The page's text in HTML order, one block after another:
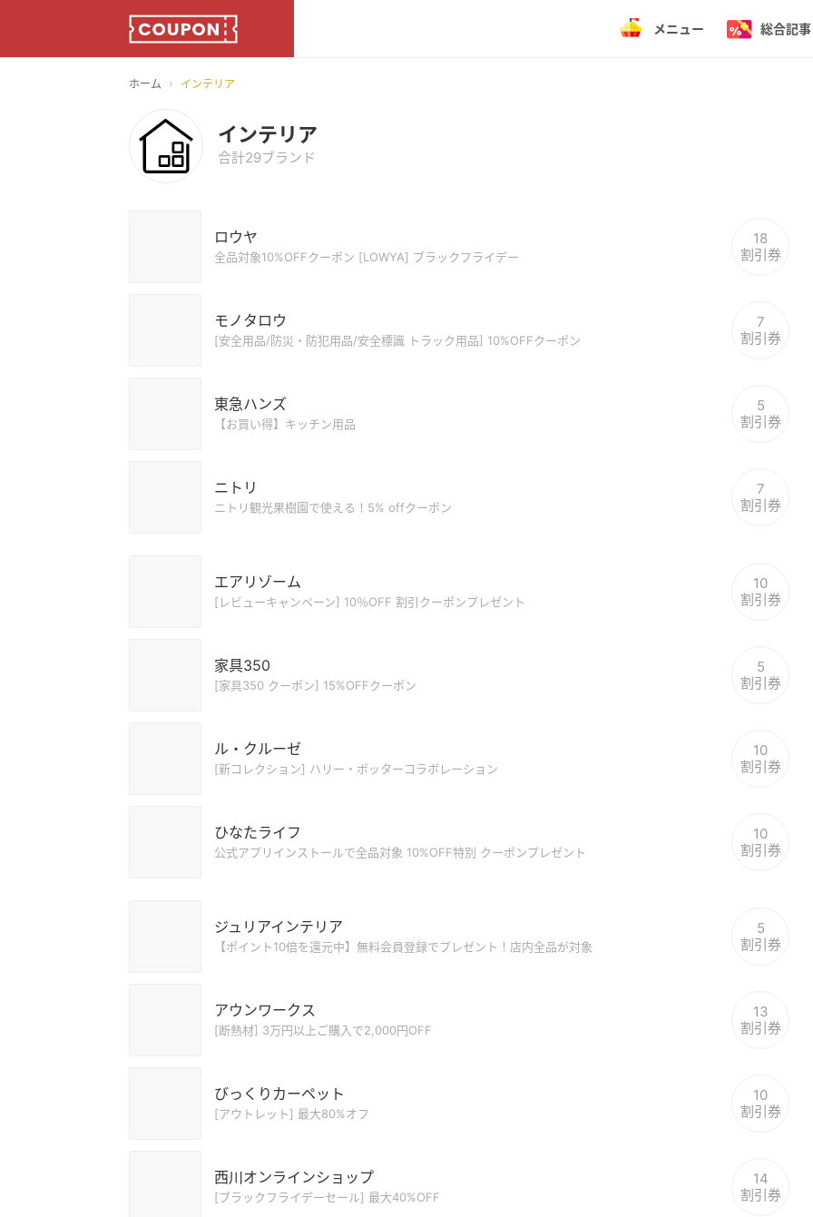
メニュー 総合記事
ホーム › インテリア
インテリア
合計29ブランド
ロウヤ
全品対象10%OFFクーポン [LOWYA] ブラックフライデー
18
割引券
モノタロウ
[安全用品/防災・防犯用品/安全標識 トラック用品] 10%OFFクーポン
7
割引券
東急ハンズ
【お買い得】キッチン用品
5
割引券
ニトリ
ニトリ観光果樹園で使える！5% offクーポン
7
割引券
エアリゾーム
[レビューキャンペーン] 10％OFF 割引クーポンプレゼント
10
割引券
家具350
[家具350 クーポン] 15%OFFクーポン
5
割引券
ル・クルーゼ
[新コレクション] ハリー・ポッターコラボレーション
10
割引券
ひなたライフ
公式アプリインストールで全品対象 10%OFF特別 クーポンプレゼント
10
割引券
ジュリアインテリア
【ポイント10倍を還元中】無料会員登録でプレゼント！店内全品が対象
5
割引券
アウンワークス
[断熱材] 3万円以上ご購入で2,000円OFF
13
割引券
びっくりカーペット
[アウトレット] 最大80%オフ
10
割引券
西川オンラインショップ
[ブラックフライデーセール] 最大40%OFF
14
割引券